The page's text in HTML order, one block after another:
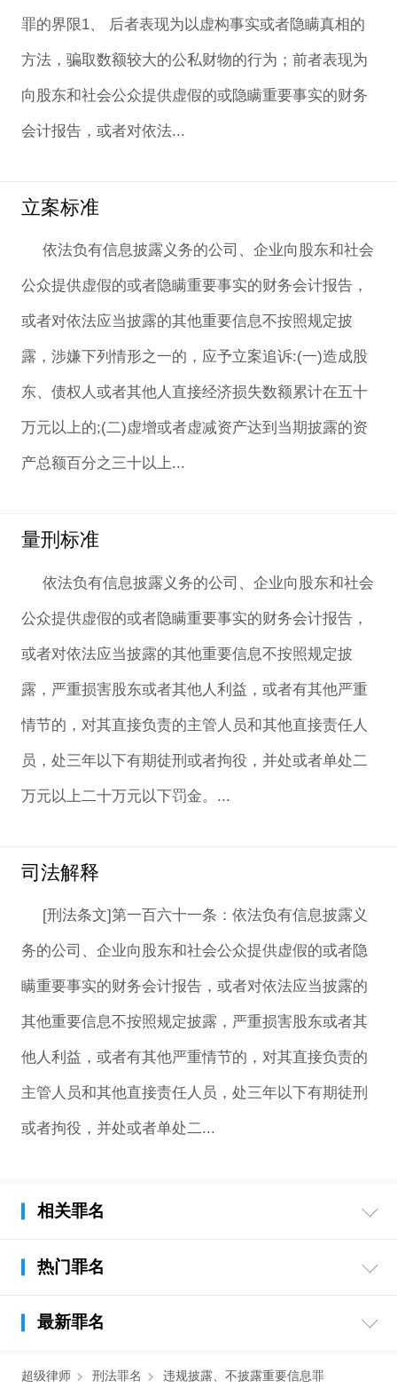
罪的界限1、 后者表现为以虚构事实或者隐瞒真相的
方法，骗取数额较大的公私财物的行为；前者表现为
向股东和社会公众提供虚假的或隐瞒重要事实的财务
会计报告，或者对依法...
立案标准
依法负有信息披露义务的公司、企业向股东和社会
公众提供虚假的或者隐瞒重要事实的财务会计报告，
或者对依法应当披露的其他重要信息不按照规定披
露，涉嫌下列情形之一的，应予立案追诉:(一)造成股
东、债权人或者其他人直接经济损失数额累计在五十
万元以上的;(二)虚增或者虚减资产达到当期披露的资
产总额百分之三十以上...
量刑标准
依法负有信息披露义务的公司、企业向股东和社会
公众提供虚假的或者隐瞒重要事实的财务会计报告，
或者对依法应当披露的其他重要信息不按照规定披
露，严重损害股东或者其他人利益，或者有其他严重
情节的，对其直接负责的主管人员和其他直接责任人
员，处三年以下有期徒刑或者拘役，并处或者单处二
万元以上二十万元以下罚金。...
司法解释
[刑法条文]第一百六十一条：依法负有信息披露义
务的公司、企业向股东和社会公众提供虚假的或者隐
瞒重要事实的财务会计报告，或者对依法应当披露的
其他重要信息不按照规定披露，严重损害股东或者其
他人利益，或者有其他严重情节的，对其直接负责的
主管人员和其他直接责任人员，处三年以下有期徒刑
或者拘役，并处或者单处二...
相关罪名
热门罪名
最新罪名
超级律师 刑法罪名 违规披露、不披露重要信息罪